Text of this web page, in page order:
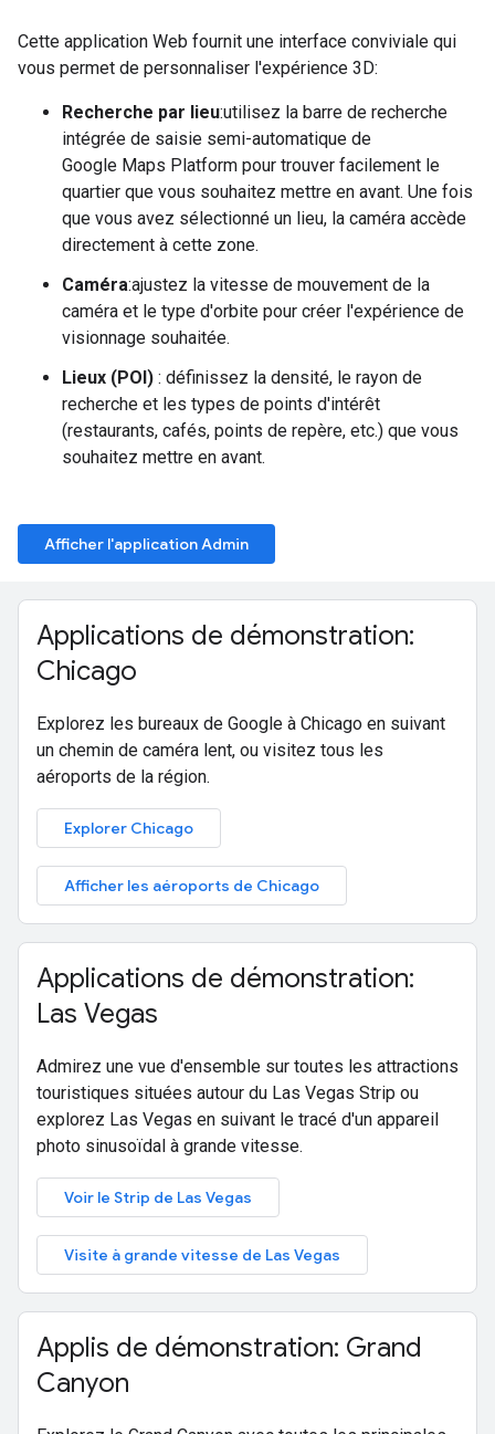
Cette application Web fournit une interface conviviale qui
vous permet de personnaliser l'expérience 3D:
Recherche par lieu:utilisez la barre de recherche
intégrée de saisie semi-automatique de
Google Maps Platform pour trouver facilement le
quartier que vous souhaitez mettre en avant. Une fois
que vous avez sélectionné un lieu, la caméra accède
directement à cette zone.
Caméra:ajustez la vitesse de mouvement de la
caméra et le type d'orbite pour créer l'expérience de
visionnage souhaitée.
Lieux (POI) : définissez la densité, le rayon de
recherche et les types de points d'intérêt
(restaurants, cafés, points de repère, etc.) que vous
souhaitez mettre en avant.
Afficher l'application Admin
Applications de démonstration:
Chicago
Explorez les bureaux de Google à Chicago en suivant
un chemin de caméra lent, ou visitez tous les
aéroports de la région.
Explorer Chicago
Afficher les aéroports de Chicago
Applications de démonstration:
Las Vegas
Admirez une vue d'ensemble sur toutes les attractions
touristiques situées autour du Las Vegas Strip ou
explorez Las Vegas en suivant le tracé d'un appareil
photo sinusoïdal à grande vitesse.
Voir le Strip de Las Vegas
Visite à grande vitesse de Las Vegas
Applis de démonstration: Grand
Canyon